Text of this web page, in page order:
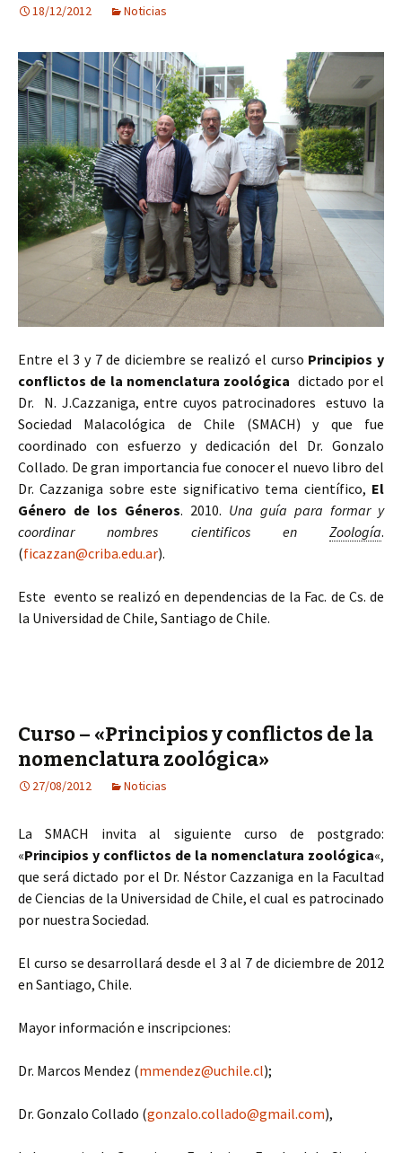
18/12/2012 Noticias
Entre el 3 y 7 de diciembre se realizó el curso Principios y
conflictos de la nomenclatura zoológica dictado por el
Dr. N. J.Cazzaniga, entre cuyos patrocinadores estuvo la
Sociedad Malacológica de Chile (SMACH) y que fue
coordinado con esfuerzo y dedicación del Dr. Gonzalo
Collado. De gran importancia fue conocer el nuevo libro del
Dr. Cazzaniga sobre este significativo tema científico, El
Género de los Géneros. 2010. Una guía para formar y
coordinar nombres cientificos en Zoología.
(ficazzan@criba.edu.ar).
Este evento se realizó en dependencias de la Fac. de Cs. de
la Universidad de Chile, Santiago de Chile.
Curso – «Principios y conflictos de la
nomenclatura zoológica»
27/08/2012 Noticias
La SMACH invita al siguiente curso de postgrado:
«Principios y conflictos de la nomenclatura zoológica«,
que será dictado por el Dr. Néstor Cazzaniga en la Facultad
de Ciencias de la Universidad de Chile, el cual es patrocinado
por nuestra Sociedad.
El curso se desarrollará desde el 3 al 7 de diciembre de 2012
en Santiago, Chile.
Mayor información e inscripciones:
Dr. Marcos Mendez (mmendez@uchile.cl);
Dr. Gonzalo Collado (gonzalo.collado@gmail.com),